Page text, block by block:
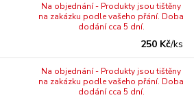
250 Kč/ks
Na objednání - Produkty jsou tištěny
na zakázku podle vašeho přání. Doba
dodání cca 5 dní.
Na objednání - Produkty jsou tištěny
na zakázku podle vašeho přání. Doba
dodání cca 5 dní.